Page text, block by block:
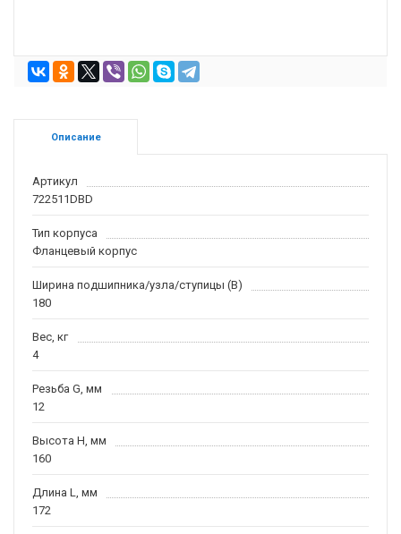
Описание
Артикул
722511DBD
Тип корпуса
Фланцевый корпус
Ширина подшипника/узла/ступицы (B)
180
Вес, кг
4
Резьба G, мм
12
Высота H, мм
160
Длина L, мм
172